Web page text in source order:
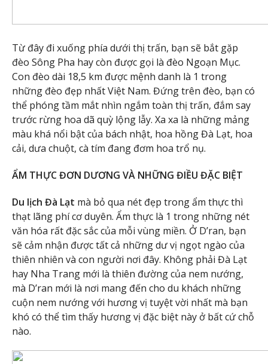
Từ đây đi xuống phía dưới thị trấn, bạn sẽ bắt gặp
đèo Sông Pha hay còn được gọi là đèo Ngoạn Mục.
Con đèo dài 18,5 km được mệnh danh là 1 trong
những đèo đẹp nhất Việt Nam. Đứng trên đèo, bạn có
thể phóng tầm mắt nhìn ngắm toàn thị trấn, đắm say
trước rừng hoa dã quỳ lộng lẫy. Xa xa là những mảng
màu khá nổi bật của bách nhật, hoa hồng Đà Lạt, hoa
cải, dưa chuột, cà tím đang đơm hoa trổ nụ.
ẨM THỰC ĐƠN DƯƠNG VÀ NHỮNG ĐIỀU ĐẶC BIỆT
Du lịch Đà Lạt mà bỏ qua nét đẹp trong ẩm thực thì
thạt lãng phí cơ duyên. Ẩm thực là 1 trong những nét
văn hóa rất đặc sắc của mỗi vùng miền. Ở D’ran, bạn
sẽ cảm nhận được tất cả những dư vị ngọt ngào của
thiên nhiên và con người nơi đây. Không phải Đà Lạt
hay Nha Trang mới là thiên đường của nem nướng,
mà D’ran mới là nơi mang đến cho du khách những
cuộn nem nướng với hương vị tuyệt vời nhất mà bạn
khó có thể tìm thấy hương vị đặc biệt này ở bất cứ chỗ
nào.